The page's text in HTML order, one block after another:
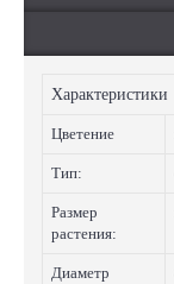
Характеристики
Цветение
Тип:
Размер
растения:
Диаметр